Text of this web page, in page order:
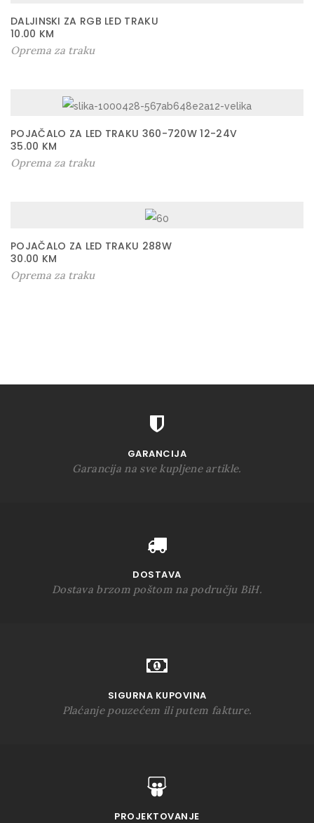
DALJINSKI ZA RGB LED TRAKU
10.00 KM
Oprema za traku
POJAČALO ZA LED TRAKU 360-720W 12-24V
35.00 KM
Oprema za traku
POJAČALO ZA LED TRAKU 288W
30.00 KM
Oprema za traku
GARANCIJA
Garancija na sve kupljene artikle.
DOSTAVA
Dostava brzom poštom na području BiH.
SIGURNA KUPOVINA
Plaćanje pouzećem ili putem fakture.
PROJEKTOVANJE